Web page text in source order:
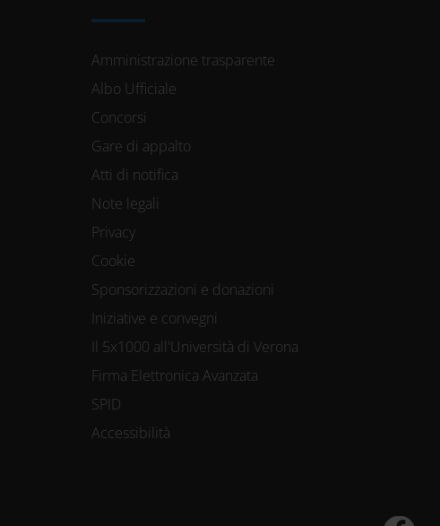
Amministrazione trasparente
Albo Ufficiale
Concorsi
Gare di appalto
Atti di notifica
Note legali
Privacy
Cookie
Sponsorizzazioni e donazioni
Iniziative e convegni
Il 5x1000 all'Università di Verona
Firma Elettronica Avanzata
SPID
Accessibilità